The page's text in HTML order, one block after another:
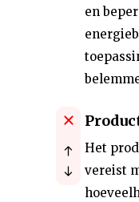
en
Het
vereist